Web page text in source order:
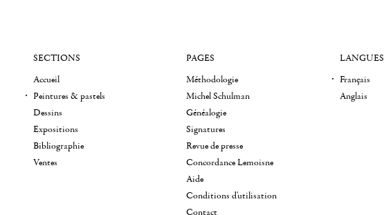
SECTIONS
Accueil
Peintures & pastels
Dessins
Expositions
Bibliographie
Ventes
PAGES
Méthodologie
Michel Schulman
Généalogie
Signatures
Revue de presse
Concordance Lemoisne
Aide
Conditions d'utilisation
Contact
LANGUES
Français
Anglais